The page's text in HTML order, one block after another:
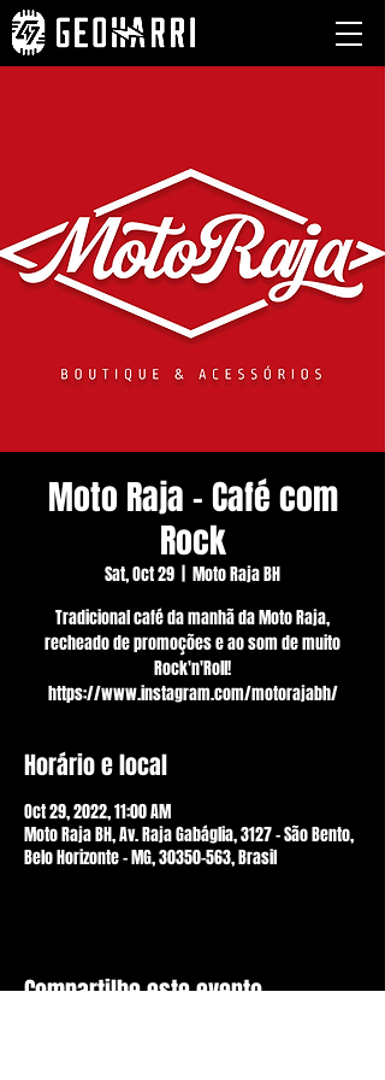
Moto Raja - Café com
Rock
Sat, Oct 29
Moto Raja BH
Tradicional café da manhã da Moto Raja,
recheado de promoções e ao som de muito
Rock'n'Roll!
https://www.instagram.com/motorajabh/
Horário e local
Oct 29, 2022, 11:00 AM
Moto Raja BH, Av. Raja Gabáglia, 3127 - São Bento,
Belo Horizonte - MG, 30350-563, Brasil
Compartilhe este evento